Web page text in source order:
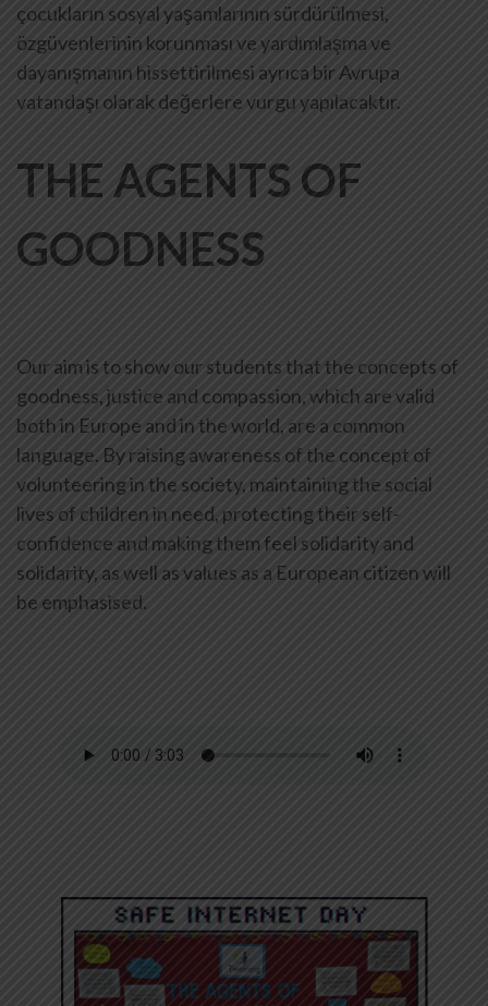
çocukların sosyal yaşamlarının sürdürülmesi,
özgüvenlerinin korunması ve yardımlaşma ve
dayanışmanın hissettirilmesi ayrıca bir Avrupa
vatandaşı olarak değerlere vurgu yapılacaktır.
THE AGENTS OF
GOODNESS
Our aim is to show our students that the concepts of
goodness, justice and compassion, which are valid
both in Europe and in the world, are a common
language. By raising awareness of the concept of
volunteering in the society, maintaining the social
lives of children in need, protecting their self-
confidence and making them feel solidarity and
solidarity, as well as values as a European citizen will
be emphasised.